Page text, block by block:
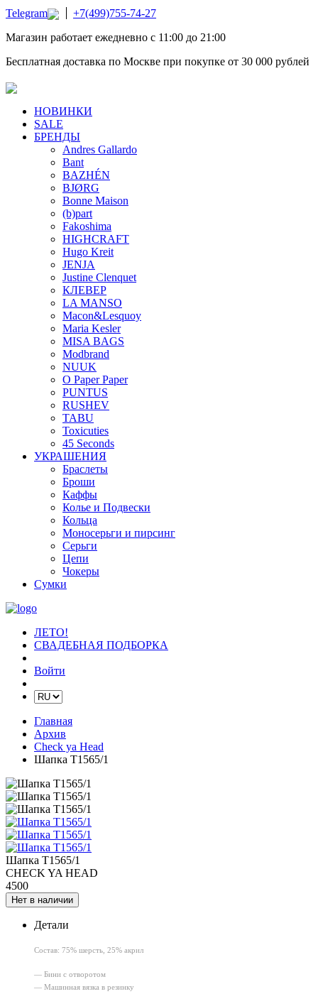
Telegram
+7(499)755-74-27
Магазин работает ежедневно с 11:00 до 21:00
Бесплатная доставка по Москве при покупке от 30 000 рублей
НОВИНКИ
SALE
БРЕНДЫ
Andres Gallardo
Bant
BAZHÉN
BJØRG
Bonne Maison
(b)part
Fakoshima
HIGHCRAFT
Hugo Kreit
JENJA
Justine Clenquet
КЛЕВЕР
LA MANSO
Macon&Lesquoy
Maria Kesler
MISA BAGS
Modbrand
NUUK
O Paper Paper
PUNTUS
RUSHEV
TABU
Toxicuties
45 Seconds
УКРАШЕНИЯ
Браслеты
Броши
Каффы
Колье и Подвески
Кольца
Моносерьги и пирсинг
Серьги
Цепи
Чокеры
Сумки
ЛЕТО!
СВАДЕБНАЯ ПОДБОРКА
Войти
Главная
Архив
Check ya Head
Шапка T1565/1
Шапка T1565/1
CHECK YA HEAD
4500
Нет в наличии
Детали
Состав: 75% шерсть, 25% акрил
— Бини с отворотом
— Машинная вязка в резинку